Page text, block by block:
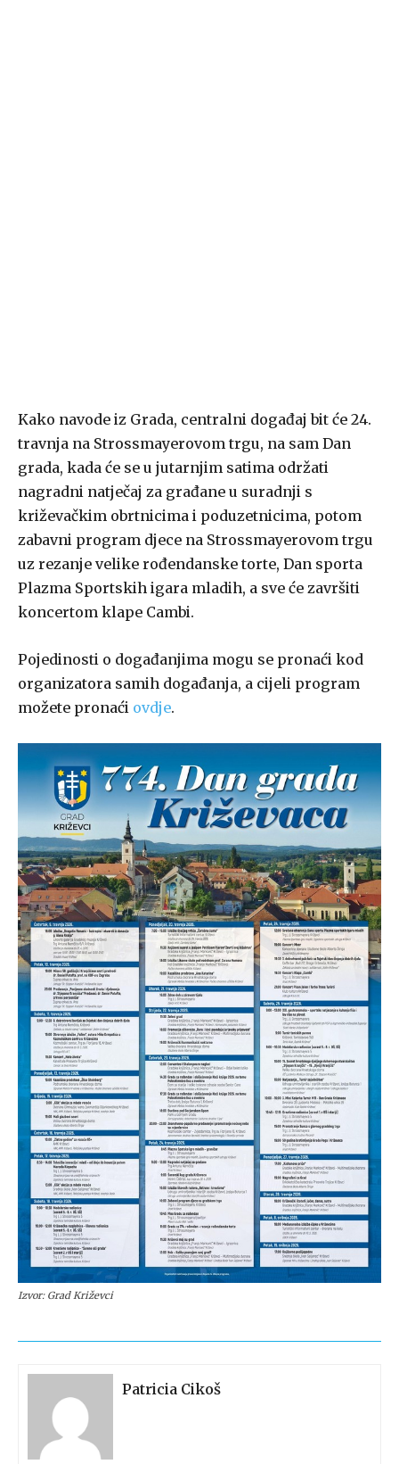
Kako navode iz Grada, centralni događaj bit će 24.
travnja na Strossmayerovom trgu, na sam Dan
grada, kada će se u jutarnjim satima održati
nagradni natječaj za građane u suradnji s
križevačkim obrtnicima i poduzetnicima, potom
zabavni program djece na Strossmayerovom trgu
uz rezanje velike rođendanske torte, Dan sporta
Plazma Sportskih igara mladih, a sve će završiti
koncertom klape Cambi.
Pojedinosti o događanjima mogu se pronaći kod
organizatora samih događanja, a cijeli program
možete pronaći ovdje.
Izvor: Grad Križevci
Patricia Cikoš